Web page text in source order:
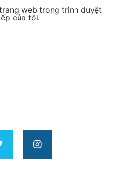
web trong trình duyệt
của tôi.